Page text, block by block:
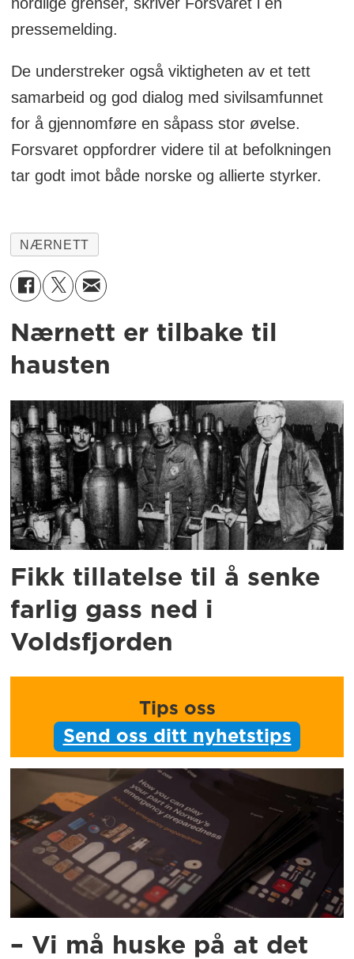
pressemelding.
De understreker også viktigheten av et tett
samarbeid og god dialog med sivilsamfunnet
for å gjennomføre en såpass stor øvelse.
Forsvaret oppfordrer videre til at befolkningen
tar godt imot både norske og allierte styrker.
NÆRNETT
Nærnett er tilbake til
hausten
Fikk tillatelse til å senke
farlig gass ned i
Voldsfjorden
Tips oss
Send oss ditt nyhetstips
– Vi må huske på at det